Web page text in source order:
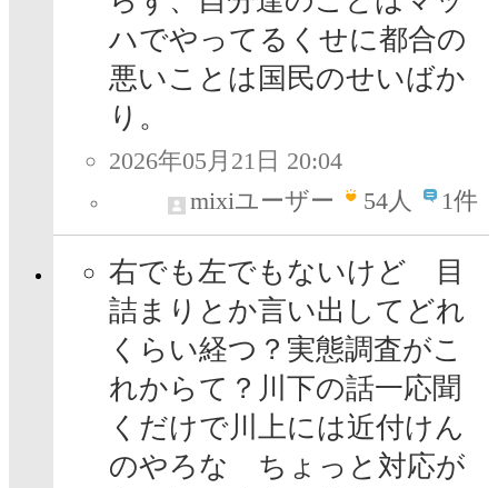
ハでやってるくせに都合の
悪いことは国民のせいばか
り。
2026年05月21日 20:04
mixiユーザー
54人 1件
右でも左でもないけど 目
詰まりとか言い出してどれ
くらい経つ？実態調査がこ
れからて？川下の話一応聞
くだけで川上には近付けん
のやろな ちょっと対応が